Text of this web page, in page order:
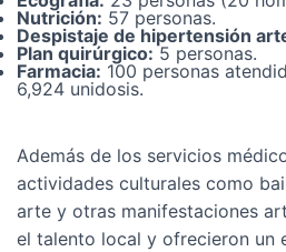
Nutrición: 57 personas.
Despistaje de hipertensión
Plan quirúrgico: 5 personas.
Farmacia: 100 personas
6,924 unidosis.
Además de los servicios
actividades culturales como
arte y otras manifestaciones
el talento local y ofrecieron un